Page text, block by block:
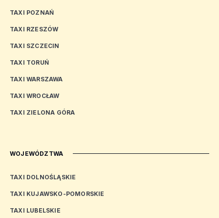
TAXI POZNAŃ
TAXI RZESZÓW
TAXI SZCZECIN
TAXI TORUŃ
TAXI WARSZAWA
TAXI WROCŁAW
TAXI ZIELONA GÓRA
WOJEWÓDZTWA
TAXI DOLNOŚLĄSKIE
TAXI KUJAWSKO-POMORSKIE
TAXI LUBELSKIE